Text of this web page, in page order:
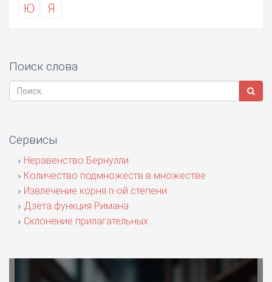
Ю
Я
Поиск слова
Сервисы
Неравенство Бернулли
Количество подмножеств в множестве
Извлечение корня n-ой степени
Дзета функция Римана
Склонение прилагательных